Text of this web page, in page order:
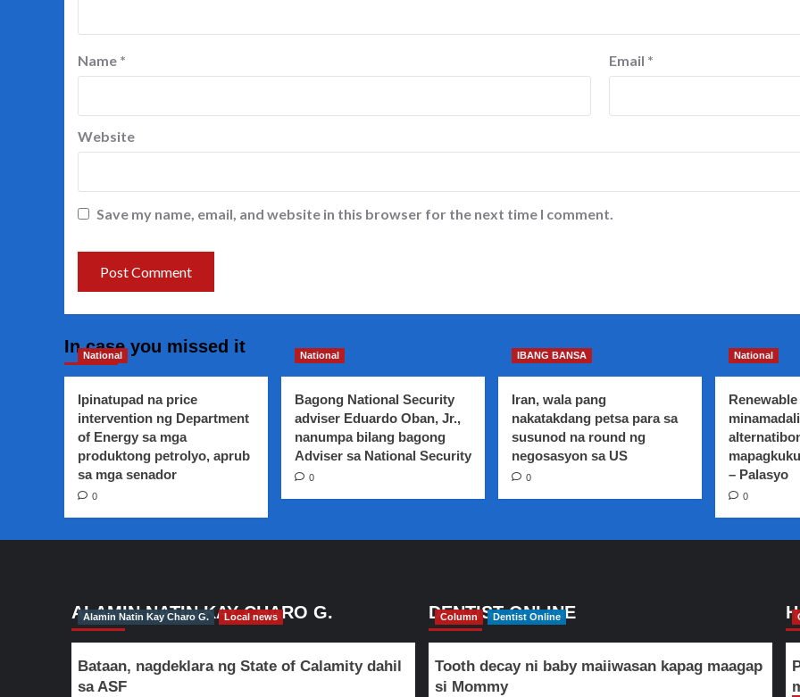
Name * Email *
Website
Save my name, email, and website in this browser for the next time I comment.
In case you missed it
National
Ipinatupad na price
intervention ng Department
of Energy sa mga
produktong petrolyo, aprub
sa mga senador
0
National
Bagong National Security
adviser Eduardo Oban, Jr.,
nanumpa bilang bagong
Adviser sa National Security
0
IBANG BANSA
Iran, wala pang
nakatakdang petsa para sa
susunod na round ng
negosasyon sa US
0
National
– Palasyo
0
ALAMIN NATIN KAY CHARO G.
Alamin Natin Kay Charo G. Local news
Bataan, nagdeklara ng State of Calamity dahil
sa ASF
DENTIST ONLINE
Column Dentist Online
Tooth decay ni baby maiiwasan kapag maagap
si Mommy